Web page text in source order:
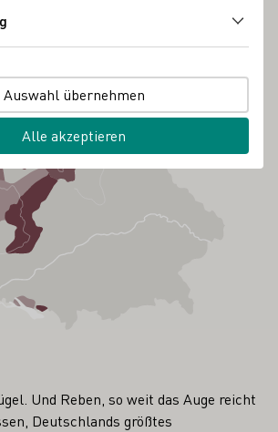
Und Reben, so weit das Auge reicht
Deutschlands größtes
Auswahl übernehmen
Alle akzeptieren